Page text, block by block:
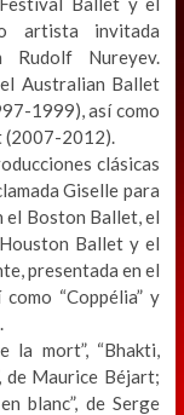
artista invitada
Rudolf Nureyev.
Australian Ballet
1999), así como
(2007-2012).
clásicas
Giselle para
el Boston Ballet, el
Ballet y el
presentada en el
“Coppélia” y
la mort”, “Bhakti,
de Maurice Béjart;
blanc”, de Serge